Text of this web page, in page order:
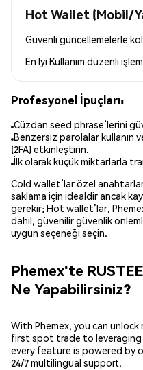
Hot Wallet (Mobil/
Güvenli güncellemelerle
En İyi Kullanım düzenli
Profesyonel İpuçları:
Cüzdan seed phrase’lerini
Benzersiz parolalar kullanın
(2FA) etkinleştirin.
İlk olarak küçük miktarlarla
Cold wallet’lar özel
saklama için idealdir ancak
gerekir; Hot wallet’lar,
dahil, güvenilir güvenlik
uygun seçeneği seçin.
Phemex'te
Ne Yapabilirsiniz?
With Phemex, you can
first spot trade to
every feature is powered by
24/7 multilingual support.